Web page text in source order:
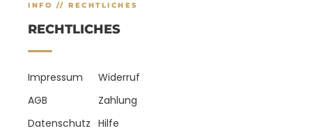
INFO // RECHTLICHES
RECHTLICHES
Impressum
Widerruf
AGB
Zahlung
Datenschutz Hilfe